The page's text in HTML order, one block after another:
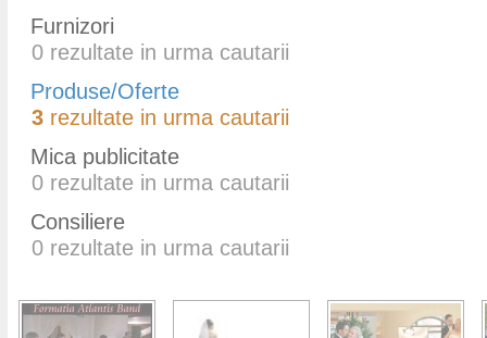
Furnizori
0 rezultate in urma cautarii
Produse/Oferte
3 rezultate in urma cautarii
Mica publicitate
0 rezultate in urma cautarii
Consiliere
0 rezultate in urma cautarii